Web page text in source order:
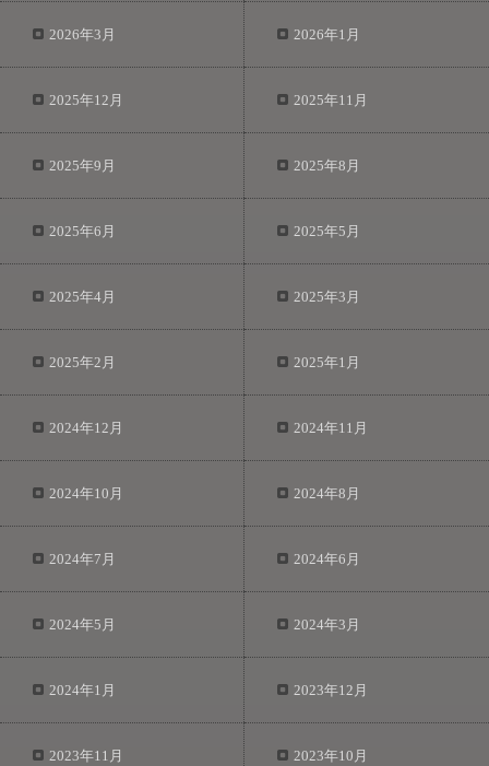
2026年3月 2026年1月
2025年12月 2025年11月
2025年9月 2025年8月
2025年6月 2025年5月
2025年4月 2025年3月
2025年2月 2025年1月
2024年12月 2024年11月
2024年10月 2024年8月
2024年7月 2024年6月
2024年5月 2024年3月
2024年1月 2023年12月
2023年11月 2023年10月